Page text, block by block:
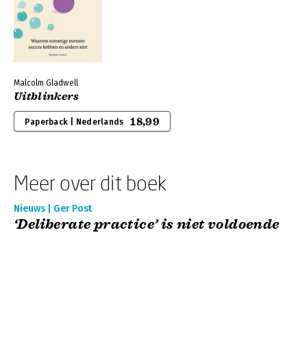
Malcolm Gladwell
Uitblinkers
Paperback | Nederlands 18,99
Meer over dit boek
Nieuws | Ger Post
‘Deliberate practice’ is niet voldoende